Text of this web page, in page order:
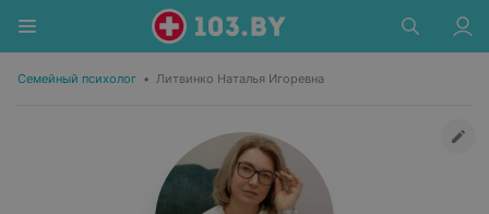
Семейный психолог • Литвинко Наталья Игоревна